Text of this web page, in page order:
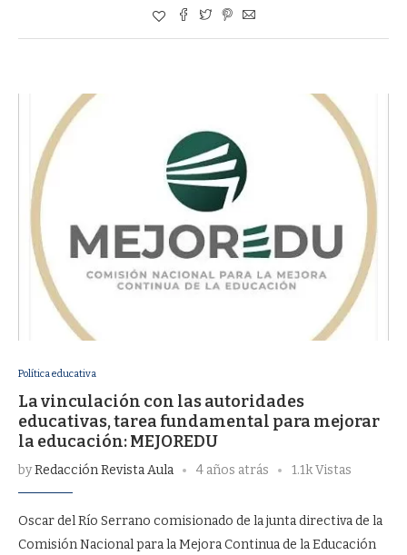
Política educativa
La vinculación con las autoridades
educativas, tarea fundamental para mejorar
la educación: MEJOREDU
byRedacción Revista Aula 4 años atrás 1.1k Vistas
Oscar del Río Serrano comisionado de la junta directiva de la
Comisión Nacional para la Mejora Continua de la Educación